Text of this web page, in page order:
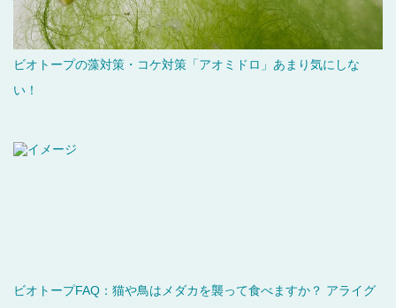
ビオトープの藻対策・コケ対策「アオミドロ」あまり気にしな
い！
ビオトープFAQ：猫や鳥はメダカを襲って食べますか？ アライグ